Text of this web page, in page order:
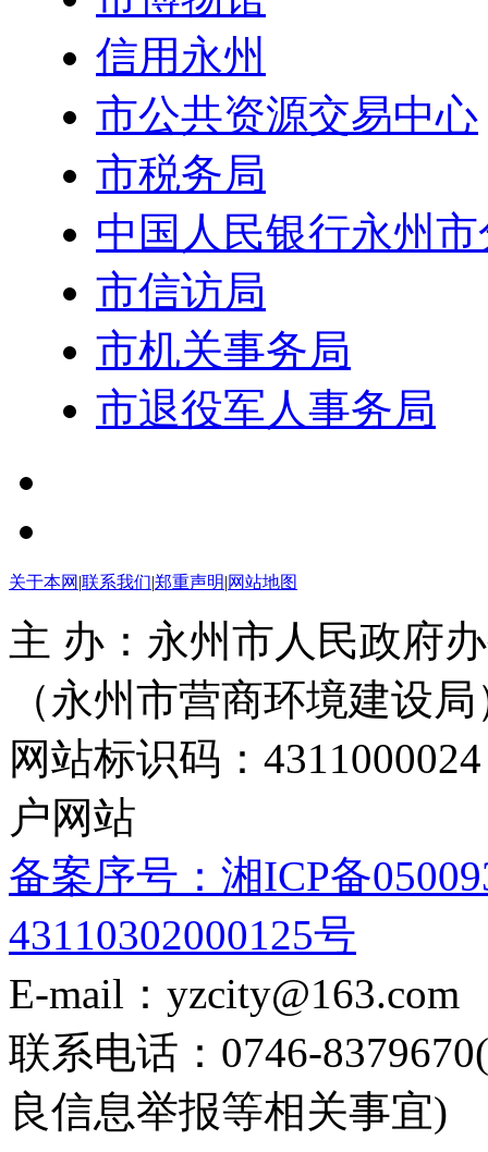
市博物馆
信用永州
市公共资源交易中心
市税务局
中国人民银行永州
市信访局
市机关事务局
市退役军人事务局
关于本网 |联系我们 郑重声明| 网站地图
主 办：永州市人民政府
（永州市营商环境建设局
网站标识码：
户网站
备案序号：湘ICP备
43110302000125号
E-mail：yzcity@163.com
联系电话：0746-